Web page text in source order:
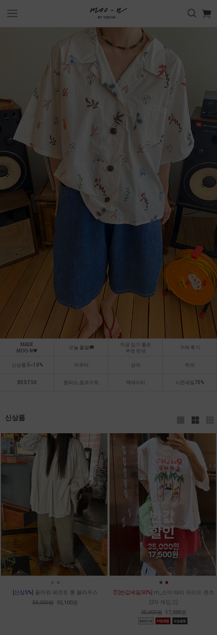
MADE
MOO-N🖤
오늘 출발🚚
지금 입기 좋은
무엔 린넨
구매 후기
신상품 5~10% 아우터 상의 하의
BEST 50 원피스,점프수트 액세서리 시즌세일70%
신상품
● ●
[신상5%] 플라워 페전트 롱 블라우스
58,000원 55,100원
● ●
⏰[반값세일50%] m_소이 테리 와이드 팬츠
[2차 재입고]
35,000원 17,500원